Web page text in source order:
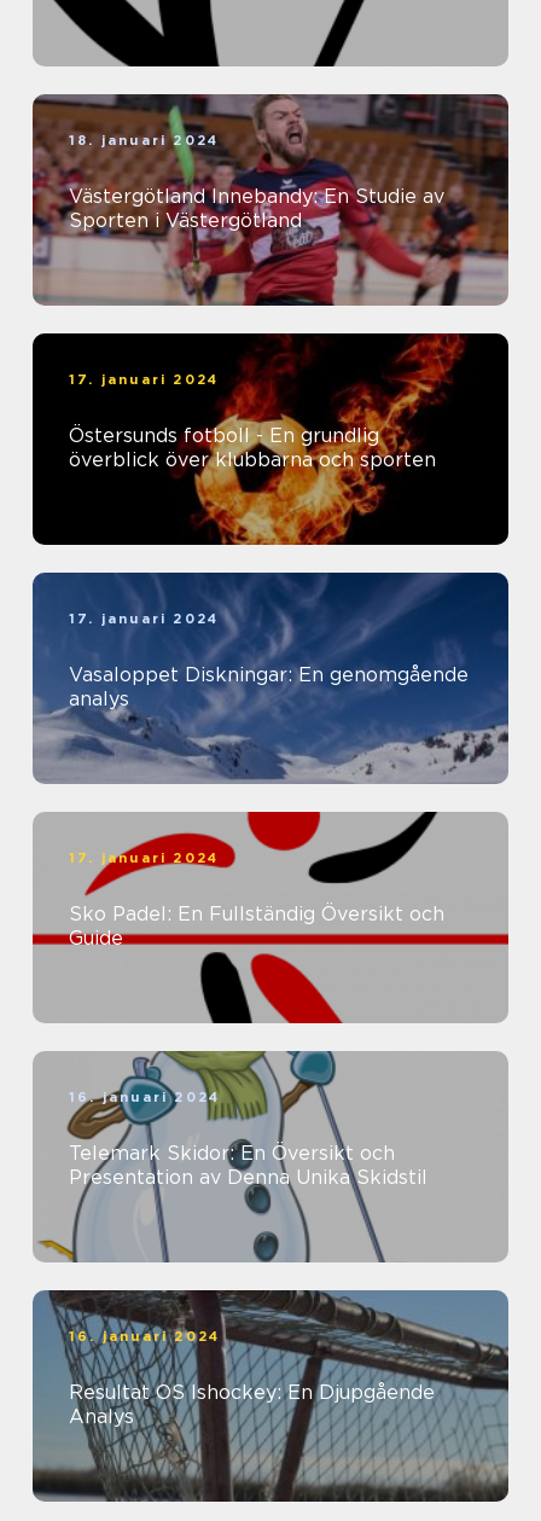
18. januari 2024
Västergötland Innebandy: En Studie av
Sporten i Västergötland
17. januari 2024
Östersunds fotboll - En grundlig
överblick över klubbarna och sporten
17. januari 2024
Vasaloppet Diskningar: En genomgående
analys
17. januari 2024
Sko Padel: En Fullständig Översikt och
Guide
16. januari 2024
Telemark Skidor: En Översikt och
Presentation av Denna Unika Skidstil
16. januari 2024
Resultat OS Ishockey: En Djupgående
Analys